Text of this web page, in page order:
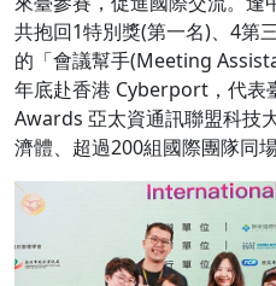
共抱回1特別獎(第一名)、4第
的「會議幫手(Meeting
年底赴香港 Cyberport，代表
Awards 亞太資通訊聯盟科技
濟體、超過200組國際團隊同場